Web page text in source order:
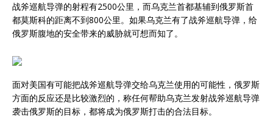
战斧巡航导弹的射程有2500公里，而乌克兰首都基辅到俄罗斯首
都莫斯科的距离不到800公里。如果乌克兰有了战斧巡航导弹，给
俄罗斯腹地的安全带来的威胁就可想而知了。
面对美国有可能把战斧巡航导弹交给乌克兰使用的可能性，俄罗斯
方面的反应还是比较激烈的，称任何帮助乌克兰发射战斧巡航导弹
袭击俄罗斯的目标，都将成为俄罗斯打击的合法目标。